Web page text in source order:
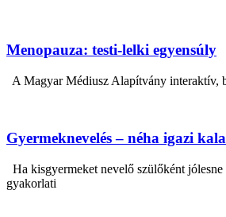
Menopauza: testi-lelki egyensúly
A Magyar Médiusz Alapítvány interaktív,
Gyermeknevelés – néha igazi
Ha kisgyermeket nevelő szülőként
gyakorlati